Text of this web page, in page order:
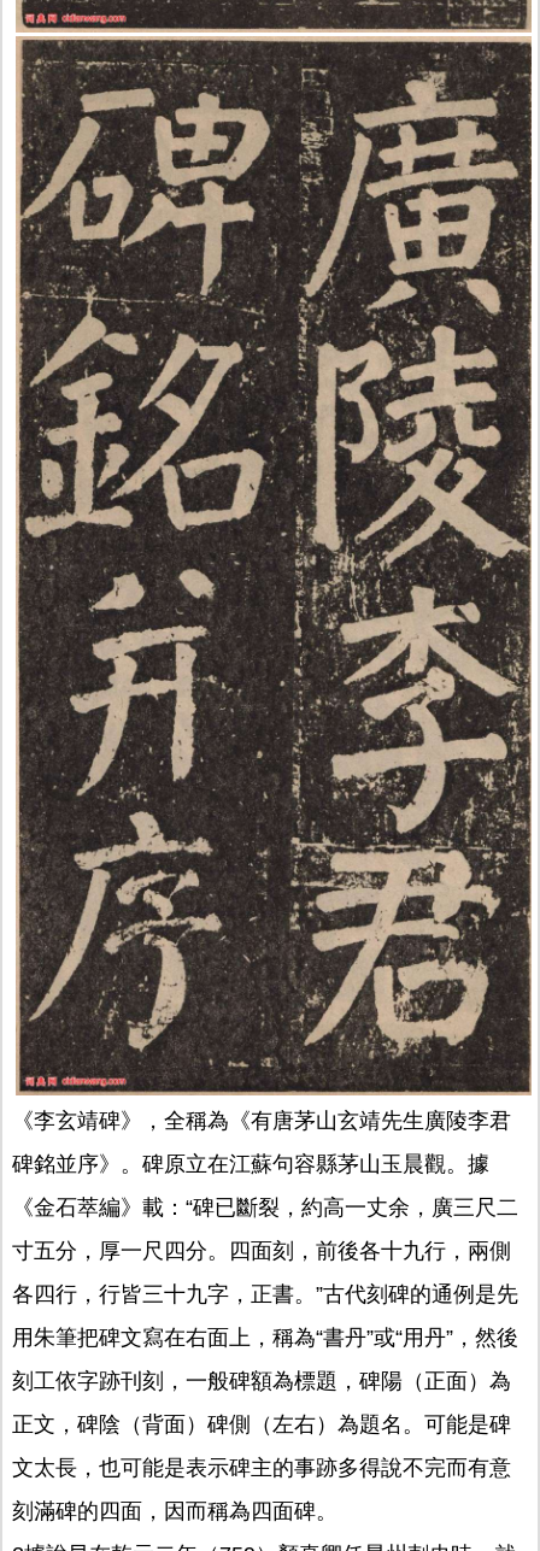
《李玄靖碑》，全稱為《有唐茅山玄靖先生廣陵李君
碑銘並序》。碑原立在江蘇句容縣茅山玉晨觀。據
《金石萃編》載：“碑已斷裂，約高一丈余，廣三尺二
寸五分，厚一尺四分。四面刻，前後各十九行，兩側
各四行，行皆三十九字，正書。”古代刻碑的通例是先
用朱筆把碑文寫在右面上，稱為“書丹”或“用丹”，然後
刻工依字跡刊刻，一般碑額為標題，碑陽（正面）為
正文，碑陰（背面）碑側（左右）為題名。可能是碑
文太長，也可能是表示碑主的事跡多得說不完而有意
刻滿碑的四面，因而稱為四面碑。